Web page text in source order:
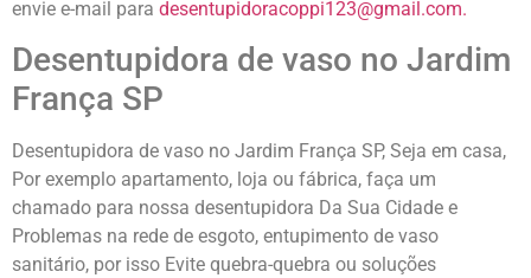
envie e-mail para desentupidoracoppi123@gmail.com.
Desentupidora de vaso no Jardim
França SP
Desentupidora de vaso no Jardim França SP, Seja em casa,
Por exemplo apartamento, loja ou fábrica, faça um
chamado para nossa desentupidora Da Sua Cidade e
Problemas na rede de esgoto, entupimento de vaso
sanitário, por isso Evite quebra-quebra ou soluções